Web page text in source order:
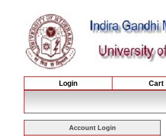
Login Cart
Account Login